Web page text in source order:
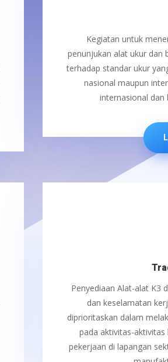
Kegiatan untuk
penunjukan alat ukur dan
terhadap standar ukur
nasional maupun
internasional dan
Penyediaan Alat-alat K3
dan keselamatan
diprioritaskan dalam
pada aktivitas-
pekerjaan di lapangan